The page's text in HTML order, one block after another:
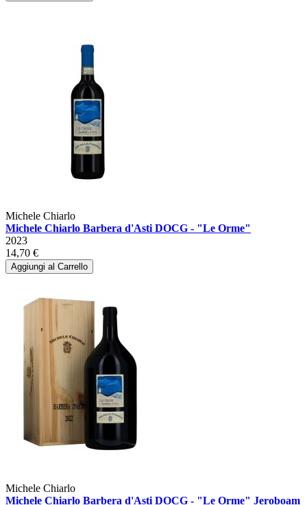
Michele Chiarlo
Michele Chiarlo Barbera d'Asti DOCG - "Le Orme"
2023
14,70 €
Aggiungi al Carrello
Michele Chiarlo
Michele Chiarlo Barbera d'Asti DOCG - "Le Orme" Jeroboam